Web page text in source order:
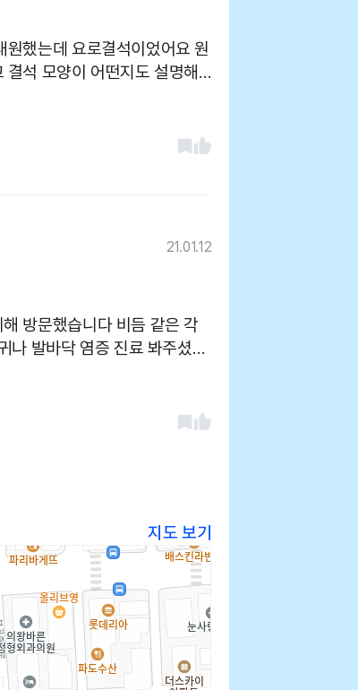
했는데 요로결석이었어요 원
석 모양이 어떤지도 설명해
해주셨습니다 수술비도 조금
하게 주셨는지 태어나는 날 아
21.01.12
방문했습니다 비듬 같은 각
사선생님 친절하짐 역사권이라
지도 보기